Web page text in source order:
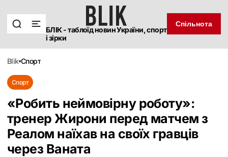
БЛІК - таблоїд новин України, спорт
і зірки
Спільнота
blik спорт
Спорт
«Робить неймовірну роботу»:
тренер Жирони перед матчем з
Реалом наїхав на своїх гравців
через Ваната